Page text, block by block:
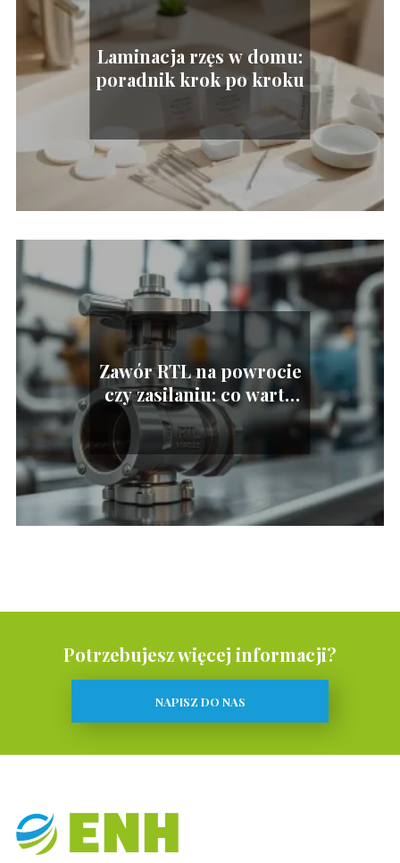
Laminacja rzęs w domu:
poradnik krok po kroku
Zawór RTL na powrocie
czy zasilaniu: co warto
wiedzieć?
Potrzebujesz więcej informacji?
NAPISZ DO NAS